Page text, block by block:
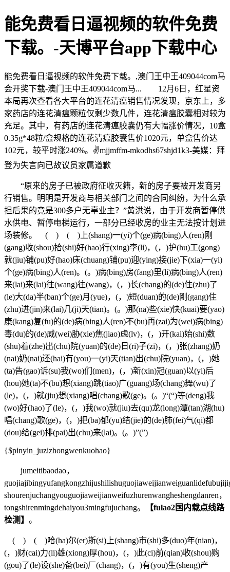
能免费看日逼视频的软件免费
下载。-天博平台app下载中心
能免费看日逼视频的软件免费下载。,澳门王中王409044com马
会开奖下载-澳门王中王409044com马... 12月6日，红星资
本局再次查看各大平台的连花清瘟销售情况发现，京东上，多
家药店的连花清瘟颗粒仅剩少数几件，连花清瘟胶囊相对较为
充足。其中，有药店的连花清瘟胶囊仍有大幅涨价情况，10盒
0.35g*48粒/盒规格的连花清瘟胶囊售价1020元，单盒售价达
102元，较平时涨240%。✌mjjmffm-mkodhs67shjd1k3-美媒：拜
登为失言向已故议员家属道歉
“原来的房子已被政府征收灭籍，新的房子要被开发商另
行销售。明明是开发商与相关部门之间的合同纠纷，为什么承
担后果的竟是300多户无辜业主？”黄洪说，由于开发商暂停供
水供电、暂停电梯运行，一部分已经收房的业主无法按计划进
场装修。 ( ) ( )上(shang)一(yi)个(ge)病(bing)人(ren)刚
(gang)收(shou)拾(shi)好(hao)行(xing)李(li)，(，)护(hu)工(gong)
就(jiu)铺(pu)好(hao)床(chuang)铺(pu)迎(ying)接(jie)下(xia)一(yi)
个(ge)病(bing)人(ren)。(。)病(bing)房(fang)里(li)病(bing)人(ren)
来(lai)来(lai)往(wang)往(wang)，(，)长(chang)的(de)住(zhu)了
(le)大(da)半(ban)个(ge)月(yue)，(，)短(duan)的(de)刚(gang)住
(zhu)进(jin)来(lai)几(ji)天(tian)。(。)那(na)些(xie)快(kuai)要(yao)
康(kang)复(fu)的(de)病(bing)人(ren)不(bu)再(zai)为(wei)病(bing)
毒(du)的(de)威(wei)胁(xie)焦(jiao)虑(lv)，(，)开(kai)始(shi)数
(shu)着(zhe)出(chu)院(yuan)的(de)日(ri)子(zi)，(，)张(zhang)奶
(nai)奶(nai)还(hai)有(you)一(yi)天(tian)出(chu)院(yuan)，(，)她
(ta)告(gao)诉(su)我(wo)们(men)，(，)新(xin)冠(guan)以(yi)后
(hou)她(ta)不(bu)想(xiang)跳(tiao)广(guang)场(chang)舞(wu)了
(le)，(，)就(jiu)想(xiang)唱(chang)歌(ge)。(。)“(“)等(deng)我
(wo)好(hao)了(le)，(，)我(wo)就(jiu)去(qu)龙(long)潭(tan)湖(hu)
唱(chang)歌(ge)，(，)把(ba)郁(yu)结(jie)的(de)肺(fei)气(qi)都
(dou)给(gei)排(pai)出(chu)来(lai)。(。)”(”)
{$pinyin_juzizhongwenkuohao}
jumeitibaodao，
shourenjuchangyouguojiaweijianweifuzhurenwangheshengdanren，
tongshirenmingdehaiyou3mingfujuchang。
【fulao2国内载点线路
检测】 。
( ) ( )哈(ha)尔(er)斯(si)上(shang)市(shi)多(duo)年(nian)，
(，)财(cai)力(li)雄(xiong)厚(hou)，(，)此(ci)前(qian)收(shou)购
(gou)了(le)设(she)备(bei)厂(chang)，(，)有(you)生(sheng)产